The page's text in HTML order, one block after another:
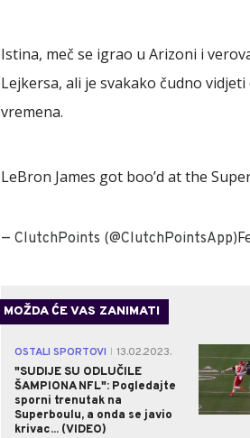
Istina, meč se igrao u Arizoni i
Lejkersa, ali je svakako čudno
vremena.
LeBron James got boo’d at the
— ClutchPoints (@ClutchPointsApp)
MOŽDA ĆE VAS ZANIMATI
OSTALI SPORTOVI
13.02.2023.
"SUDIJE SU ODLUČILE
ŠAMPIONA NFL": Pogledajte
sporni trenutak na
Superboulu, a onda se javio
krivac... (VIDEO)